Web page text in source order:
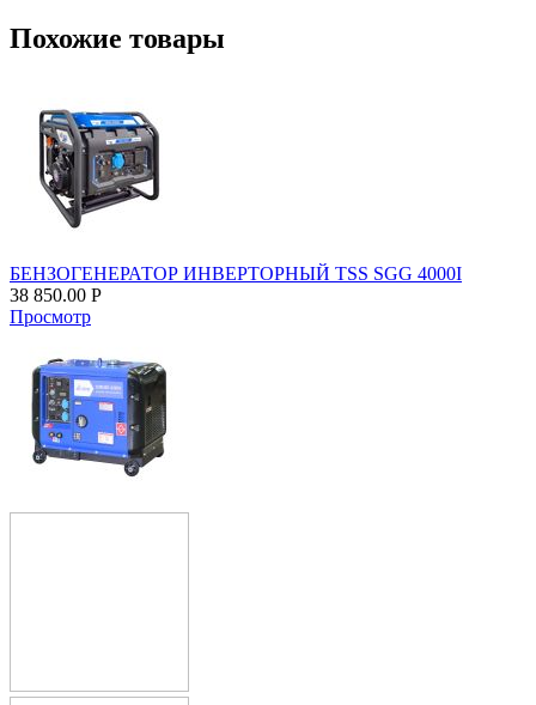
Похожие товары
БЕНЗОГЕНЕРАТОР ИНВЕРТОРНЫЙ TSS SGG 4000I
38 850.00 Р
Просмотр